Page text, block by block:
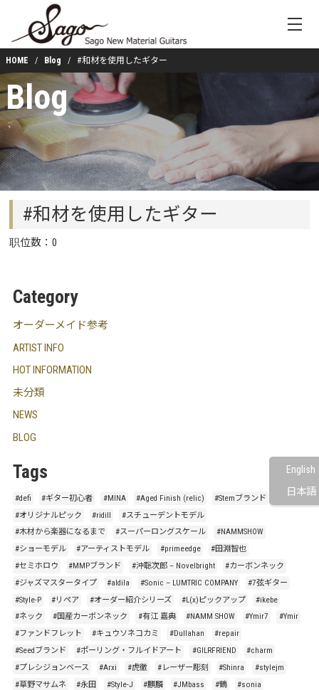
English
日本語
HOME Blog #和材を使用したギター
Blog
#和材を使用したギター
职位数：0
Category
オーダーメイド参考
ARTIST INFO
HOT INFORMATION
未分類
NEWS
BLOG
Tags
#defi #ギター初心者 #MINA #Aged Finish (relic)
#Stemブランド
#オリジナルピック
#ridill
#スチューデントモデル
#木材から楽器になるまで
#スーパーロングスケール
#NAMMSHOW
#ショーモデル
#アーティストモデル #primeedge
#田淵智也
#セミホロウ
#MMPブランド #沖聡次郎 – Novelbright
#カーボンネック
#ジャズマスタータイプ
#aldila #Sonic – LUMTRIC COMPANY
#7弦ギター
#Style-P
#リペア #オーダー紹介シリーズ #L(x)ピックアップ
#ikebe
#ネック
#国産カーボンネック #有江 嘉典 #NAMM SHOW #Ymir7
#Ymir
#ファンドフレット
#キュウソネコカミ #Dullahan
#repair
#Seedブランド
#ポーリング・フルイドアート #GILRFRIEND
#charm
#プレシジョンベース
#Arxi #虎徹 #レーザー彫刻 #Shinra
#stylejm
#草野マサムネ
#永田 #Style-J #麒麟 #JMbass #鶴
#sonia